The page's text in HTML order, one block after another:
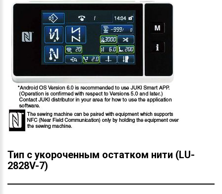
Тип с укороченным остатком нити (LU-
2828V-7)